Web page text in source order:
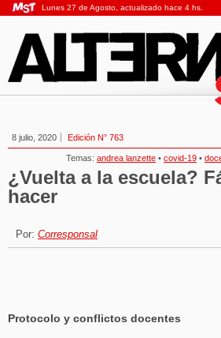
Lunes 27 de Agosto, actualizado hace 4 hs.
8 julio, 2020 Edición N° 763
Temas: andrea lanzette • covid-19 •
¿Vuelta a la escuela?
hacer
Por: Corresponsal
Protocolo y conflictos docentes